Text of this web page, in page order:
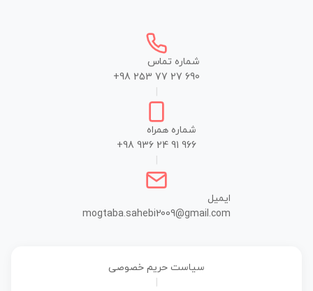
شماره تماس
+98 253 77 27 690
شماره همراه
+98 936 24 91 966
ایمیل
mogtaba.sahebi2009@gmail.com
سیاست حریم خصوصی